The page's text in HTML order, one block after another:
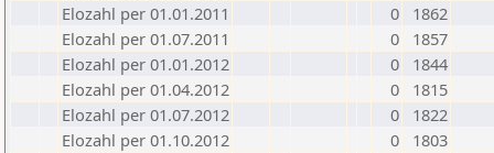
Elozahl per 01.01.2011
0
1862
Elozahl per 01.07.2011
0
1857
Elozahl per 01.01.2012
0
1844
Elozahl per 01.04.2012
0
1815
Elozahl per 01.07.2012
0
1822
Elozahl per 01.10.2012
0
1803